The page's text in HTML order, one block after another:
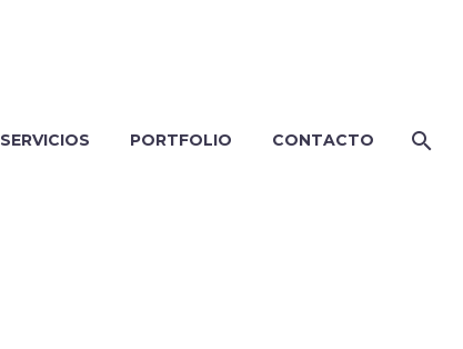
SERVICIOS PORTFOLIO CONTACTO